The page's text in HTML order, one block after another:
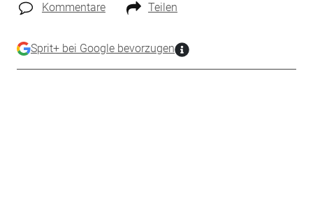
Kommentare Teilen
Sprit+ bei Google bevorzugen